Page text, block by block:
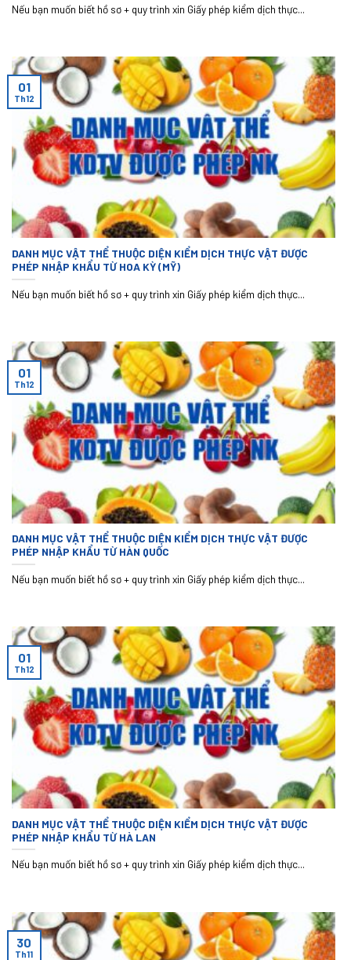
Nếu bạn muốn biết hồ sơ + quy trình xin Giấy phép kiểm dịch thực...
DANH MỤC VẬT THỂ THUỘC DIỆN KIỂM DỊCH THỰC VẬT ĐƯỢC
PHÉP NHẬP KHẨU TỪ HOA KỲ (MỸ)
Nếu bạn muốn biết hồ sơ + quy trình xin Giấy phép kiểm dịch thực...
01
Th12
DANH MỤC VẬT THỂ THUỘC DIỆN KIỂM DỊCH THỰC VẬT ĐƯỢC
PHÉP NHẬP KHẨU TỪ HÀN QUỐC
Nếu bạn muốn biết hồ sơ + quy trình xin Giấy phép kiểm dịch thực...
01
Th12
DANH MỤC VẬT THỂ THUỘC DIỆN KIỂM DỊCH THỰC VẬT ĐƯỢC
PHÉP NHẬP KHẨU TỪ HÀ LAN
Nếu bạn muốn biết hồ sơ + quy trình xin Giấy phép kiểm dịch thực...
01
Th12
30
Th11